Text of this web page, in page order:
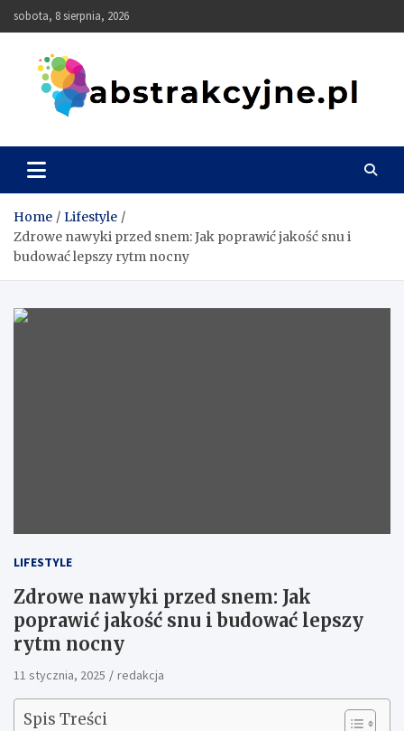
Skip
to
sobota, 8 sierpnia, 2026
Abstrakcyjne
Home
Lifestyle
Zdrowe nawyki przed snem: Jak poprawić jakość snu i
budować lepszy rytm nocny
LIFESTYLE
Zdrowe nawyki przed snem: Jak
poprawić jakość snu i budować lepszy
rytm nocny
11 stycznia, 2025 redakcja
Spis Treści